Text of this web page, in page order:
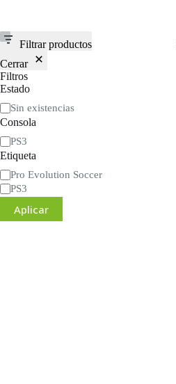
Filtrar productos
Cerrar
Filtros
Estado
Disponibilidad
Sin existencias
Consola
Consola
PS3
Etiqueta
Etiqueta
Pro Evolution Soccer
PS3
Aplicar